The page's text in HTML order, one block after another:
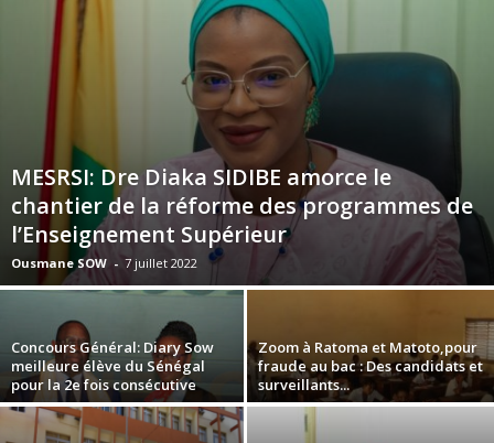
MESRSI: Dre Diaka SIDIBE amorce le
chantier de la réforme des programmes de
l’Enseignement Supérieur
Ousmane SOW - 7 juillet 2022
Concours Général: Diary Sow
meilleure élève du Sénégal
pour la 2e fois consécutive
Zoom à Ratoma et Matoto,pour
fraude au bac : Des candidats et
surveillants...